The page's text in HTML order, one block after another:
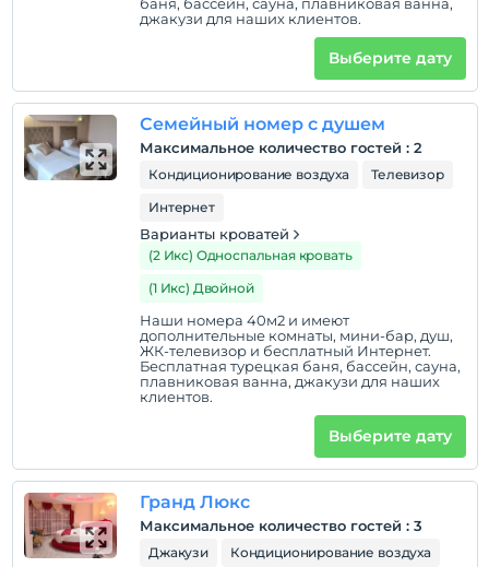
Показать на
Политики объекта
Зарегистрироваться
Через 14:00
Домашние животные
Номера для некурящих
С детей младше 2 плата не взимается.
Плата за 1 ребенка (детей) в возрасте до 6 на номер
джакузи для наших клиентов.
Выберите дату
Семейный номер с душем
Максимальное количество гостей : 2
Кондиционирование воздуха
Телевизор
Интернет
Варианты кроватей
(2 Икс) Односпальная кровать
(1 Икс) Двойной
Наши номера 40м2 и имеют
дополнительные комнаты, мини-бар, душ,
ЖК-телевизор и бесплатный Интернет.
Бесплатная турецкая баня, бассейн, сауна,
плавниковая ванна, джакузи для наших
клиентов.
Выберите дату
Гранд Люкс
Максимальное количество гостей : 3
Джакузи
Кондиционирование воздуха